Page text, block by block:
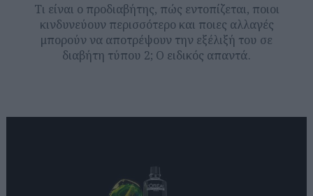
Tι είναι ο προδιαβήτης, πώς εντοπίζεται, ποιοι
κινδυνεύουν περισσότερο και ποιες αλλαγές
μπορούν να αποτρέψουν την εξέλιξή του σε
διαβήτη τύπου 2; Ο ειδικός απαντά.